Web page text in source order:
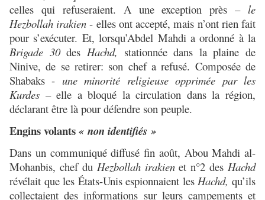
celles qui refuseraient. A une exception près – le
Hezbollah irakien - elles ont accepté, mais n’ont rien fait
pour s’exécuter. Et, lorsqu’Abdel Mahdi a ordonné à la
Brigade 30des Hachd, stationnée dans la plaine de
Ninive, de se retirer: son chef a refusé. Composée de
Shabaks - une minorité religieuse opprimée par les
Kurdes – elle a bloqué la circulation dans la région,
déclarant être là pour défendre son peuple.
Engins volants« non identifiés »
Dans un communiqué diffusé fin août, Abou Mahdi al-
Mohanbis, chef du Hezbollah irakienet n°2 des Hachd
révélait que les États-Unis espionnaient lesHachd, qu’ils
collectaient des informations sur leurs campements et